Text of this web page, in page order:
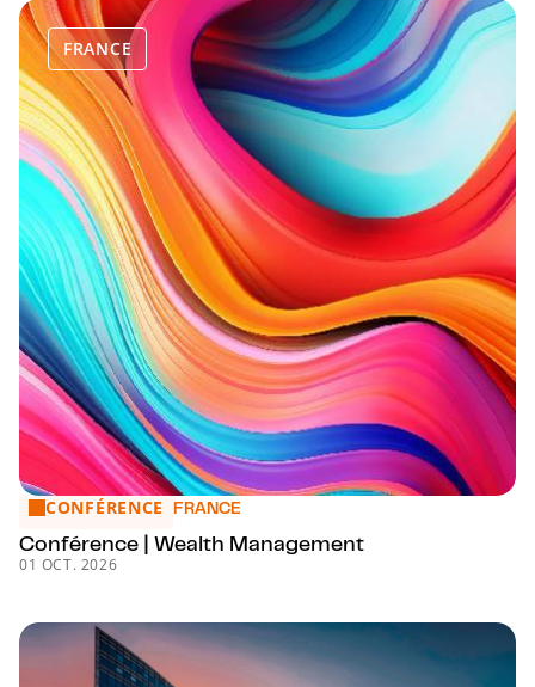
FRANCE
Conférence | Wealth Management
CONFÉRENCE FRANCE
Conférence | Wealth Management
01 OCT. 2026